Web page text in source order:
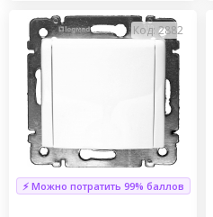
Код: 2882
⚡ Можно потратить 99% баллов